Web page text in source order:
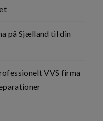
på Sjælland til din
VVS firma